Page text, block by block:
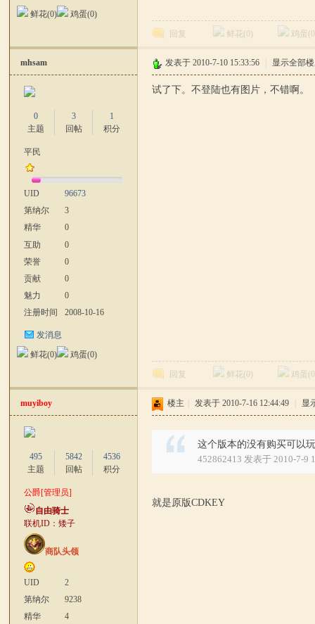
鲜花(0) 鸡蛋(0)
回复 鲜花( 0 ) 鸡蛋( 0
mhsam
0
主题
3
回帖
1
积分
平民
UID
96673
第纳尔
3
精华
0
互助
0
荣誉
0
贡献
0
魅力
0
注册时间
2008-10-16
发消息
鲜花(0) 鸡蛋(0)
发表于 2010-7-10 15:33:56 显示全部
试了下。不登陆也有图片，不错啊。
回复 鲜花( 0 ) 鸡蛋( 0
muyiboy
495
主题
5842
回帖
4536
积分
公爵[管理员]
自由骑士
联机ID：矮子
商队头领
UID
2
第纳尔
9238
精华
4
楼主 发表于 2010-7-16 12:44:49 显
这个版本的没有购买可以
452862413 发表于 2010-7-9
就是原版CDKEY